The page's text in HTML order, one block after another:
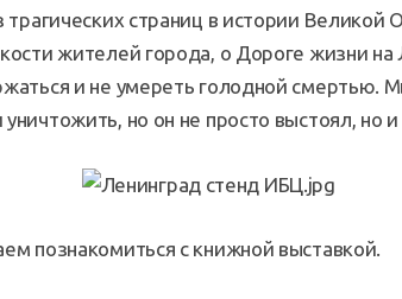
страниц в истории Великой
жителей города, о Дороге жизни
и не умереть голодной смертью.
но он не просто выстоял, но
познакомиться с книжной выставкой.